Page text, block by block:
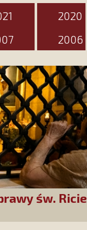
2020
2006
św. Ricie